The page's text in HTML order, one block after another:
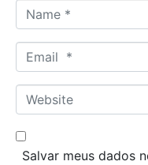
a
m
*
m
a
*
W
e
b
Salvar meus dados